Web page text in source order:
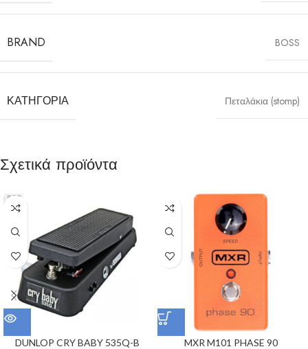
BRAND BOSS
ΚΑΤΗΓΟΡΊΑ Πεταλάκια (stomp)
Σχετικά προϊόντα
DUNLOP CRY BABY 535Q-B
MXR M101 PHASE 90